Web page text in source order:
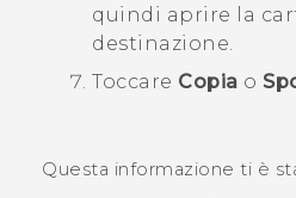
quindi aprire la
destinazione.
Toccare Copia o
Questa informazione ti è